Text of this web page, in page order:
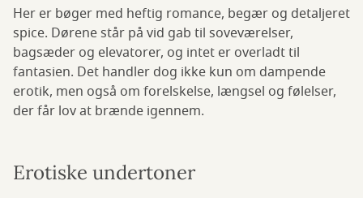
Her er bøger med heftig romance, begær og detaljeret
spice. Dørene står på vid gab til soveværelser,
bagsæder og elevatorer, og intet er overladt til
fantasien. Det handler dog ikke kun om dampende
erotik, men også om forelskelse, længsel og følelser,
der får lov at brænde igennem.
Erotiske undertoner